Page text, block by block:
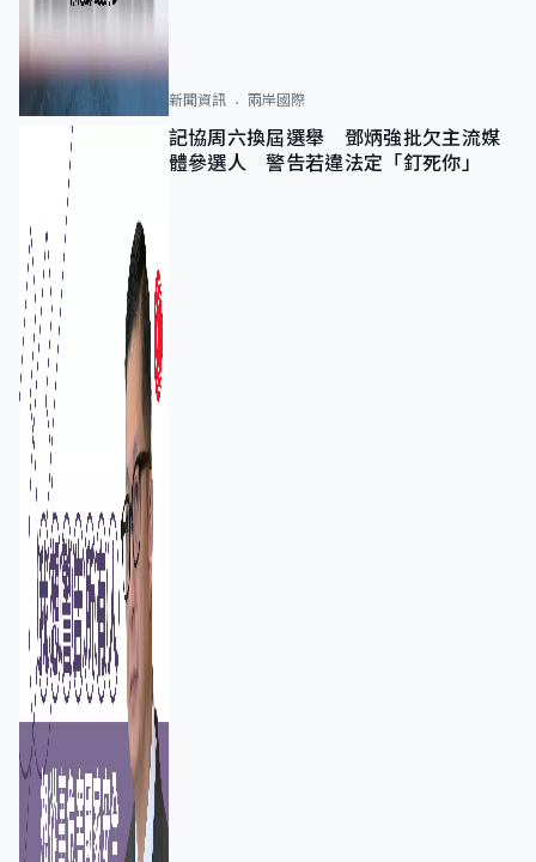
新聞資訊 兩岸國際
記協周六換屆選舉 鄧炳強批欠主流媒
體參選人 警告若違法定「釘死你」